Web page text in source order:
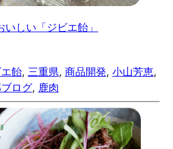
しい「ジビエ飴」
飴, 三重県, 商品開発, 小山芳恵
ログ, 鹿肉